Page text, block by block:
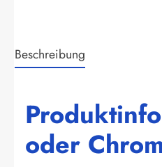
Beschreibung
oder